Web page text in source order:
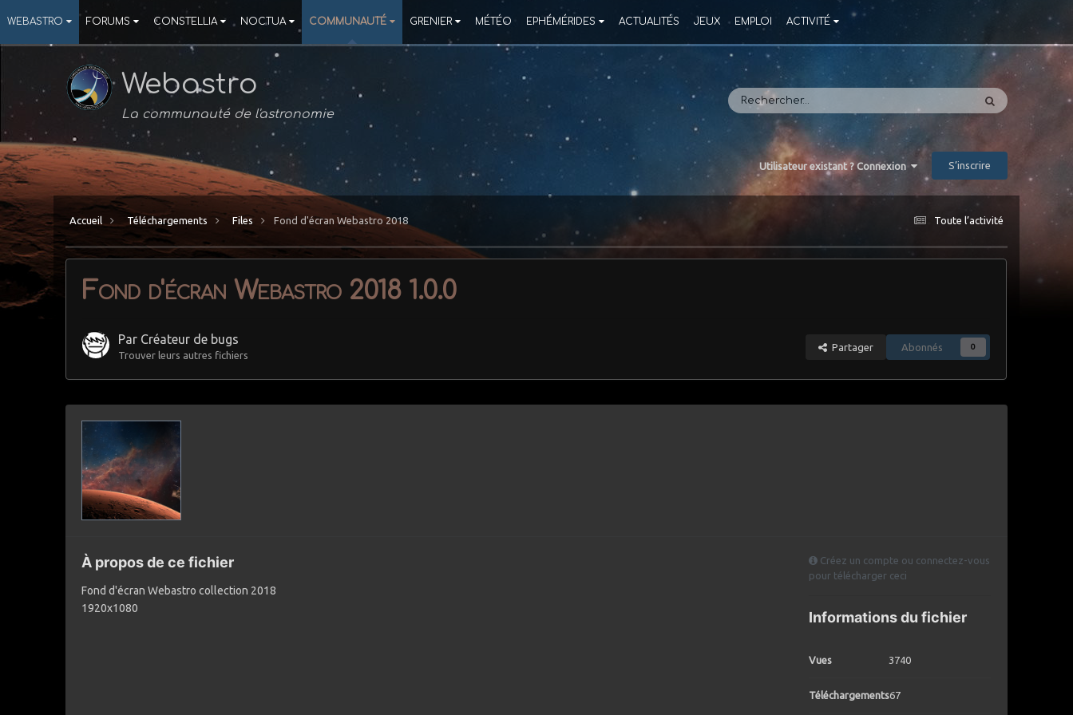
WEBASTRO FORUMS CONSTELLIA NOCTUA COMMUNAUTÉ GRENIER MÉTÉO EPHÉMÉRIDES ACTUALITÉS JEUX EMPLOI ACTIVITÉ
Webastro
La communauté de l'astronomie
Utilisateur existant ? Connexion S’inscrire
Toute l’activité
Accueil Téléchargements Files Fond d'écran Webastro 2018
Fond d'écran Webastro 2018 1.0.0
Par Créateur de bugs
Trouver leurs autres fichiers
Partager Abonnés 0
À propos de ce fichier
Fond d'écran Webastro collection 2018
1920x1080
Créez un compte ou connectez-vous
pour télécharger ceci
Informations du fichier
Vues 3740
Téléchargements67